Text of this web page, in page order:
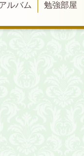
ルバム 勉強部屋